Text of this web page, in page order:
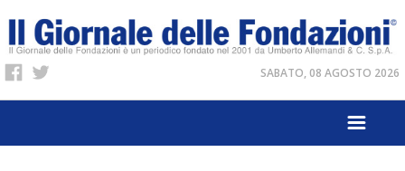
SABATO, 08 AGOSTO 2026